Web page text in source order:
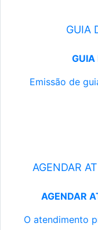
GUIA
GUIA
Emissão de
AGENDAR
AGENDAR
O atendimento